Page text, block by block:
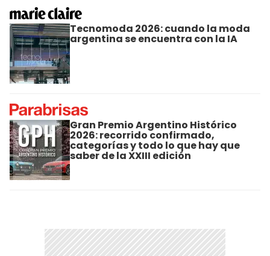
Tecnomoda 2026: cuando la moda
argentina se encuentra con la IA
Gran Premio Argentino Histórico
2026: recorrido confirmado,
categorías y todo lo que hay que
saber de la XXIII edición